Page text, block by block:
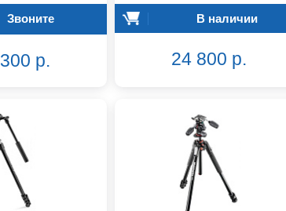
Звоните
р.
В наличии
24 800 р.